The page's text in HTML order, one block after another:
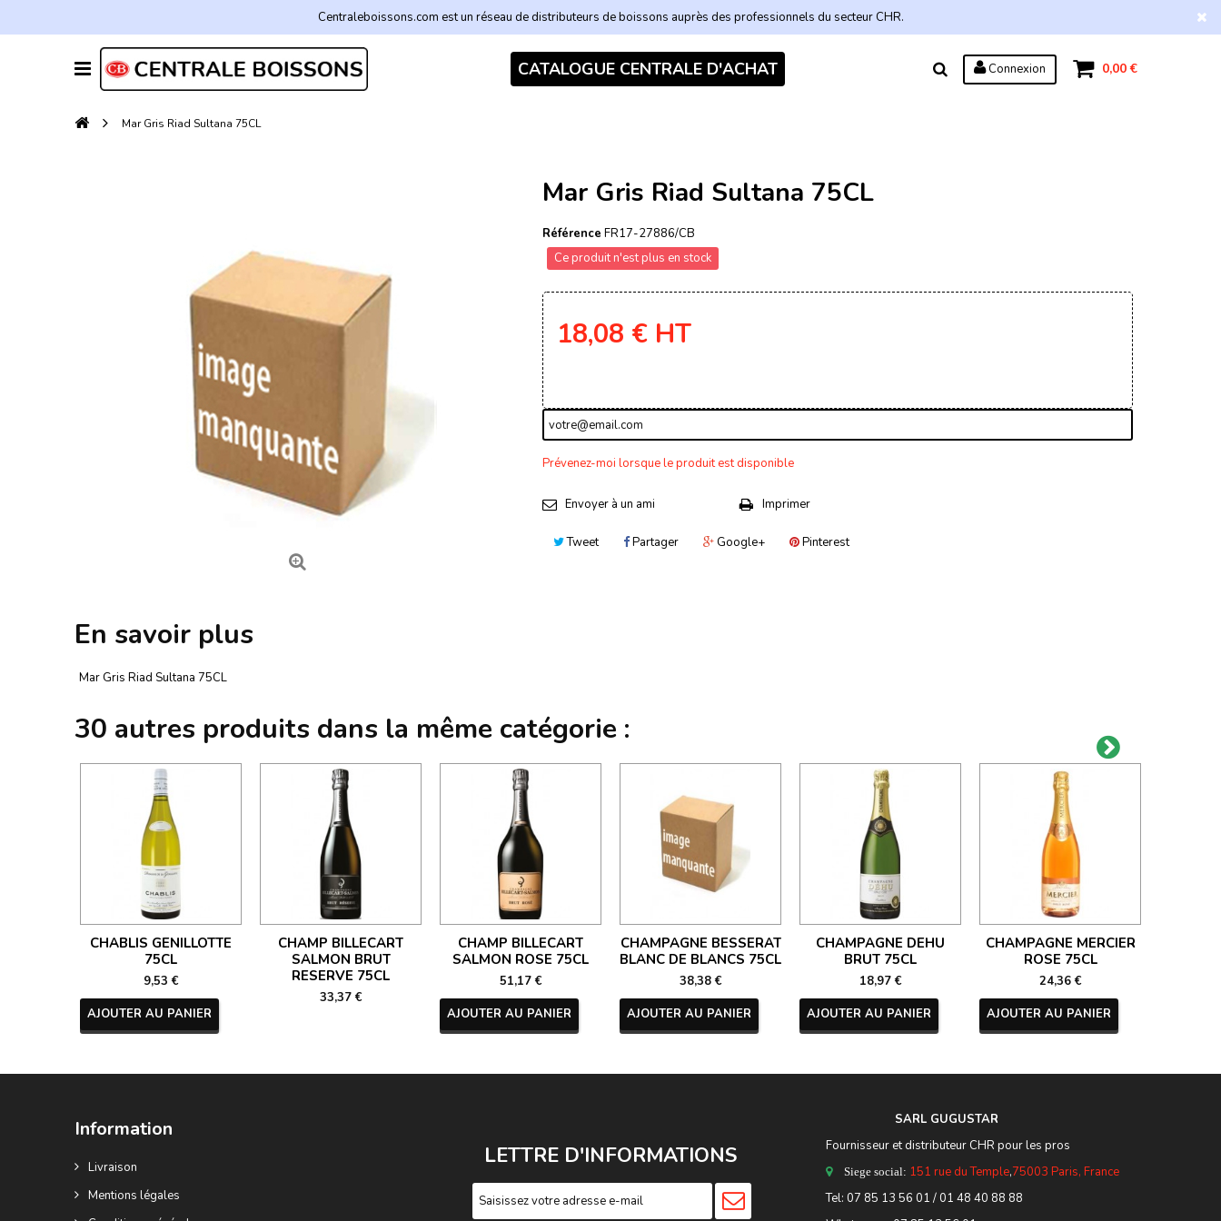
Centraleboissons.com est un réseau de distributeurs de boissons auprès des professionnels du secteur CHR.
0,00 €
Connexion
CATALOGUE CENTRALE D'ACHAT
Mar Gris Riad Sultana 75CL
Mar Gris Riad Sultana 75CL
Référence FR17-27886/CB
Ce produit n'est plus en stock
18,08 € HT
Prévenez-moi lorsque le produit est disponible
Envoyer à un ami Imprimer
Tweet Partager Google+ Pinterest
En savoir plus
Mar Gris Riad Sultana 75CL
30 autres produits dans la même catégorie :
CHABLIS GENILLOTTE
75CL
9,53 €
AJOUTER AU PANIER
CHAMP BILLECART
SALMON BRUT
RESERVE 75CL
33,37 €
CHAMP BILLECART
SALMON ROSE 75CL
51,17 €
AJOUTER AU PANIER
CHAMPAGNE BESSERAT
BLANC DE BLANCS 75CL
38,38 €
AJOUTER AU PANIER
CHAMPAGNE DEHU
BRUT 75CL
18,97 €
AJOUTER AU PANIER
CHAMPAGNE MERCIER
ROSE 75CL
24,36 €
AJOUTER AU PANIER
Information
Livraison
Mentions légales
LETTRE D'INFORMATIONS
SARL GUGUSTAR
Fournisseur et distributeur CHR pour les pros
Siege social: 151 rue du Temple,75003 Paris, France
Tel: 07 85 13 56 01 / 01 48 40 88 88